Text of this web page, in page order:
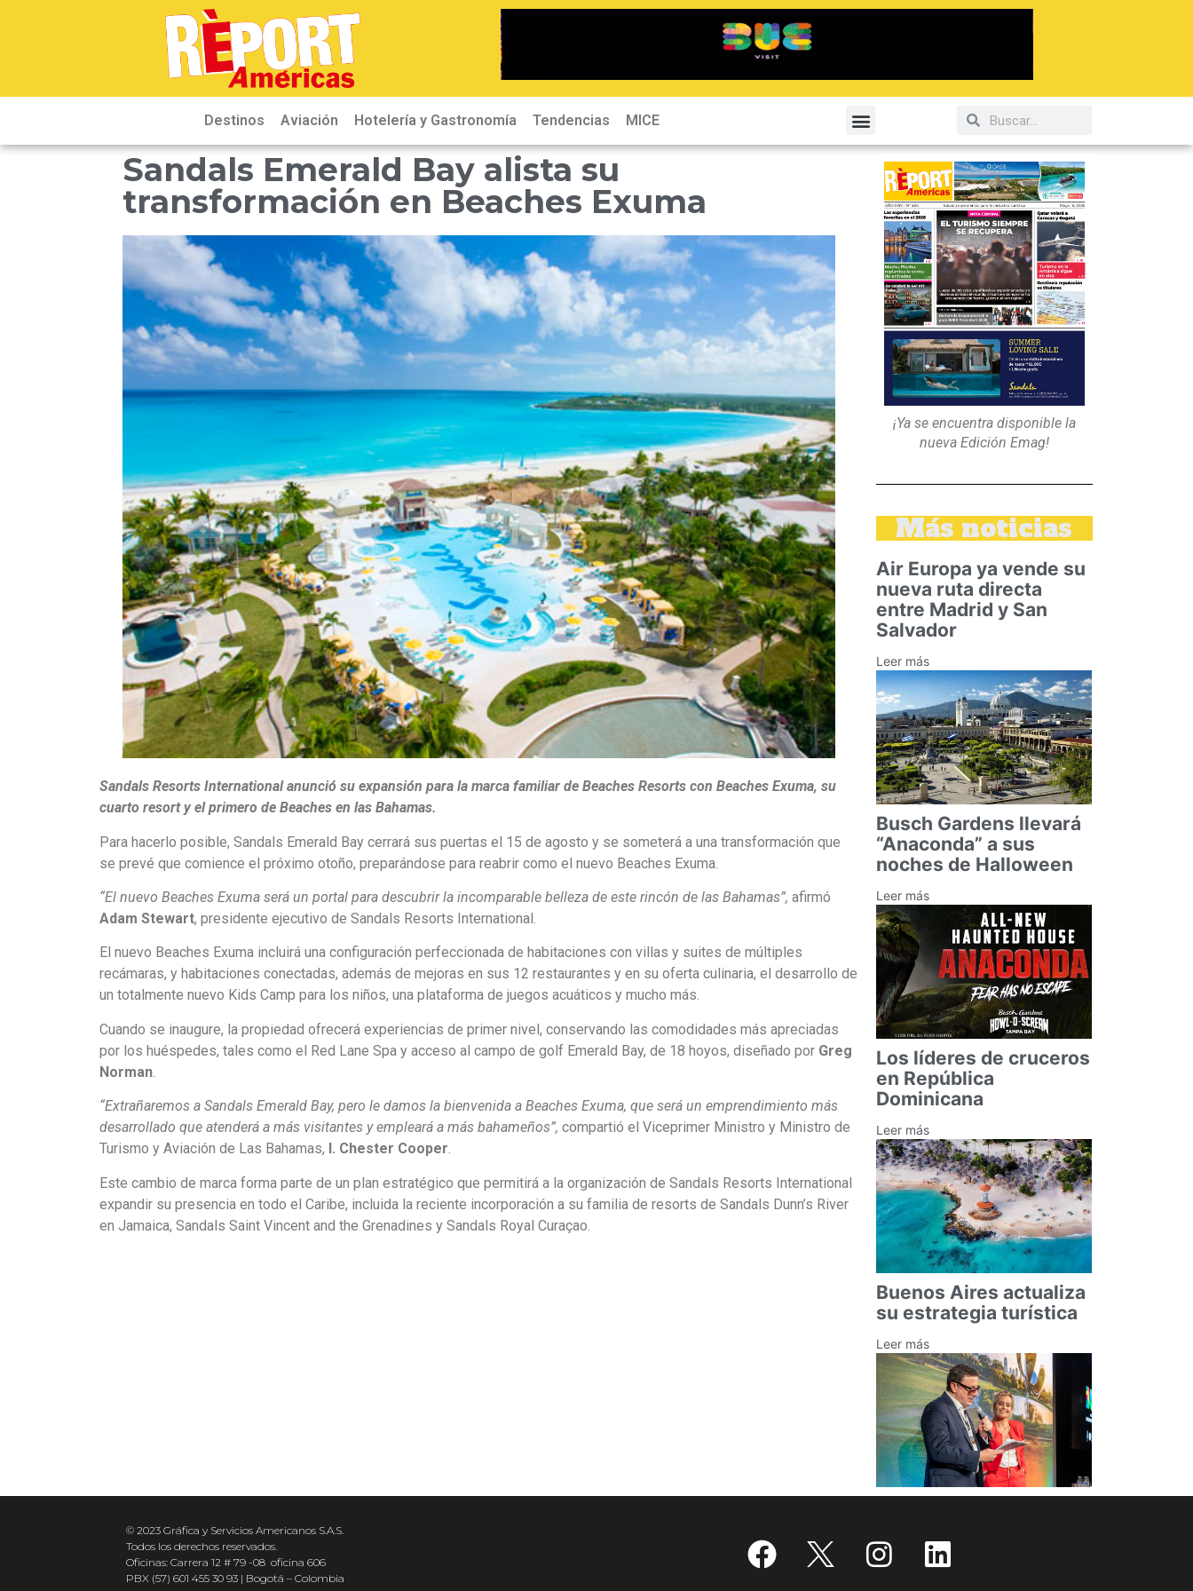
Destinos Aviación Hotelería y Gastronomía Tendencias MICE
Sandals Emerald Bay alista su
transformación en Beaches Exuma
Sandals Resorts International anunció su expansión para la marca familiar de Beaches Resorts con Beaches Exuma, su
cuarto resort y el primero de Beaches en las Bahamas.
Para hacerlo posible, Sandals Emerald Bay cerrará sus puertas el 15 de agosto y se someterá a una transformación que
se prevé que comience el próximo otoño, preparándose para reabrir como el nuevo Beaches Exuma.
“El nuevo Beaches Exuma será un portal para descubrir la incomparable belleza de este rincón de las Bahamas”, afirmó
Adam Stewart, presidente ejecutivo de Sandals Resorts International.
El nuevo Beaches Exuma incluirá una configuración perfeccionada de habitaciones con villas y suites de múltiples
recámaras, y habitaciones conectadas, además de mejoras en sus 12 restaurantes y en su oferta culinaria, el desarrollo de
un totalmente nuevo Kids Camp para los niños, una plataforma de juegos acuáticos y mucho más.
Cuando se inaugure, la propiedad ofrecerá experiencias de primer nivel, conservando las comodidades más apreciadas
por los huéspedes, tales como el Red Lane Spa y acceso al campo de golf Emerald Bay, de 18 hoyos, diseñado por Greg
Norman.
“Extrañaremos a Sandals Emerald Bay, pero le damos la bienvenida a Beaches Exuma, que será un emprendimiento más
desarrollado que atenderá a más visitantes y empleará a más bahameños”, compartió el Viceprimer Ministro y Ministro de
Turismo y Aviación de Las Bahamas, I. Chester Cooper.
Este cambio de marca forma parte de un plan estratégico que permitirá a la organización de Sandals Resorts International
expandir su presencia en todo el Caribe, incluida la reciente incorporación a su familia de resorts de Sandals Dunn’s River
en Jamaica, Sandals Saint Vincent and the Grenadines y Sandals Royal Curaçao.
¡Ya se encuentra disponible la
nueva Edición Emag!
Más noticias
Air Europa ya vende su
nueva ruta directa
entre Madrid y San
Salvador
Leer más
Busch Gardens llevará
“Anaconda” a sus
noches de Halloween
Leer más
Los líderes de cruceros
en República
Dominicana
Leer más
Buenos Aires actualiza
su estrategia turística
Leer más
© 2023 Gráfica y Servicios Americanos S.A.S.
Todos los derechos reservados.
Oficinas: Carrera 12 # 79 -08 oficina 606
PBX (57) 601 455 30 93 | Bogotá – Colombia